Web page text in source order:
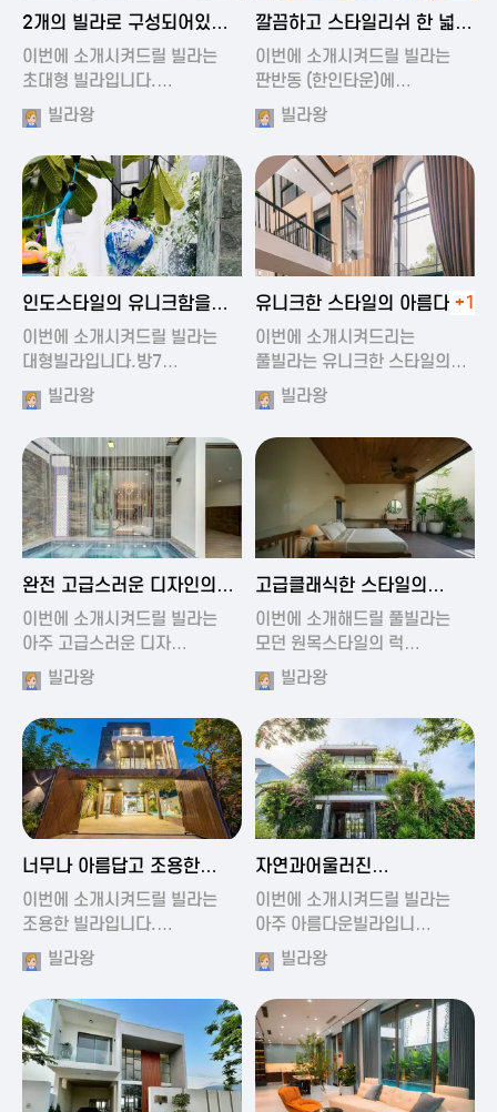
2024-11-19 00:54
2개의 빌라로 구성되어있는
대형 풀빌…
이번에 소개시켜드릴 빌라는
초대형 빌라입니다.…
빌라왕
2024-11-19 01:27
깔끔하고 스타일리쉬 한 넓은
풀빌라
이번에 소개시켜드릴 빌라는
판반동 (한인타운)에…
빌라왕
2024-11-19 01:35
인도스타일의 유니크함을
가진 풀빌라
이번에 소개시켜드릴 빌라는
대형빌라입니다.방7…
빌라왕
2024-11-19 00:45
유니크한 스타일의 아름다운
풀빌라
+1
이번에 소개시켜드리는
풀빌라는 유니크한 스타일의…
빌라왕
2024-11-19 01:13
완전 고급스러운 디자인의
빌라
이번에 소개시켜드릴 빌라는
아주 고급스러운 디자…
빌라왕
2024-11-19 00:37
고급클래식한 스타일의
럭셔리 풀빌라
이번에 소개해드릴 풀빌라는
모던 원목스타일의 럭…
빌라왕
2024-11-19 01:47
너무나 아름답고 조용한
풀빌라
이번에 소개시켜드릴 빌라는
조용한 빌라입니다.…
빌라왕
2024-11-19 01:17
자연과어울러진
아름다운풀빌라
이번에 소개시켜드릴 빌라는
아주 아름다운빌라입니…
빌라왕